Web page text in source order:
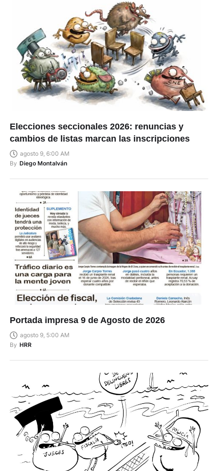
Elecciones seccionales 2026: renuncias y
cambios de listas marcan las inscripciones
agosto 9, 6:00 AM
By Diego Montalván
Portada impresa 9 de Agosto de 2026
agosto 9, 5:00 AM
By HRR